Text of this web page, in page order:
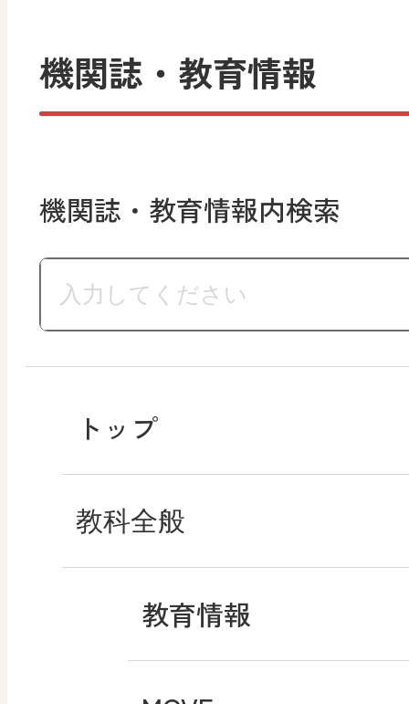
機関誌・教育情報
機関誌・教育情報内検索
トップ
教科全般
教育情報